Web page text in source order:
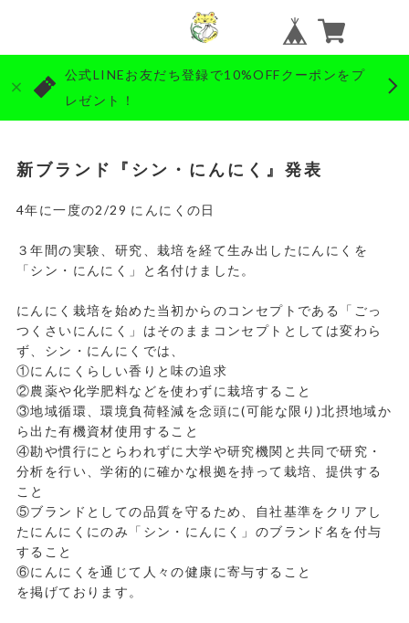
公式LINEお友だち登録で10%OFFクーポンをプ
レゼント！
新ブランド『シン・にんにく』発表
4年に一度の2/29 にんにくの日
３年間の実験、研究、栽培を経て生み出したにんにくを
「シン・にんにく」と名付けました。
にんにく栽培を始めた当初からのコンセプトである「ごっ
つくさいにんにく」はそのままコンセプトとしては変わら
ず、シン・にんにくでは、
①にんにくらしい香りと味の追求
②農薬や化学肥料などを使わずに栽培すること
③地域循環、環境負荷軽減を念頭に(可能な限り )北摂地域か
ら出た有機資材使用すること
④勘や慣行にとらわれずに大学や研究機関と共同で研究・
分析を行い、学術的に確かな根拠を持って栽培、提供する
こと
⑤ブランドとしての品質を守るため、自社基準をクリアし
たにんにくにのみ「シン・にんにく」のブランド名を付与
すること
⑥にんにくを通じて人々の健康に寄与すること
を掲げております。